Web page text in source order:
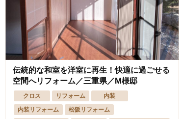
伝統的な和室を洋室に再生！快適に過ごせる
空間へリフォーム／三重県／M様邸
クロス リフォーム
内装
内装リフォーム
松阪リフォーム